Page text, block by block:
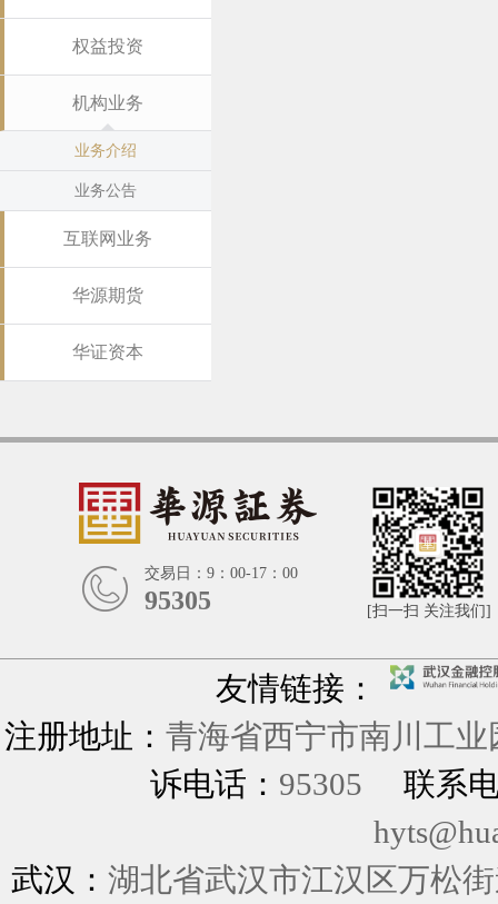
权益投资
机构业务
业务介绍
业务公告
互联网业务
华源期货
华证资本
交易日：9：00-17：00
95305 [扫一扫 关注我们]
友情链接：
注册地址： 青海省西宁市南川工
诉电话： 95305
联系
武汉： 湖北省武汉市江汉区万松